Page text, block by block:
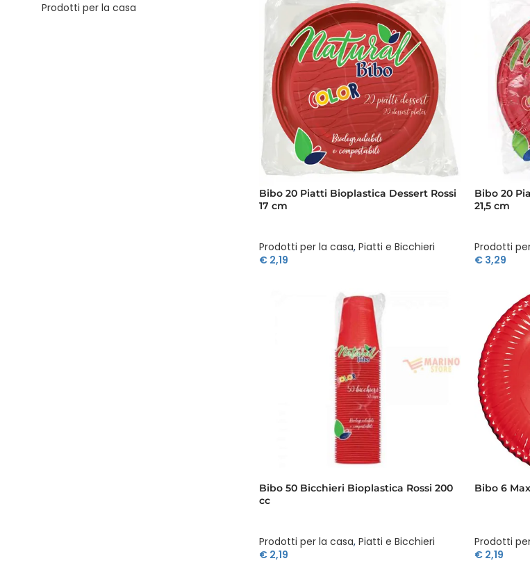
Prodotti per la casa
Bibo 20 Piatti Bioplastica Dessert Rossi
17 cm
Prodotti per la casa, Piatti e Bicchieri
€2,19
Bibo 20
21,5 cm
Prodotti
€3,29
Bibo 50 Bicchieri Bioplastica Rossi 200
cc
Prodotti per la casa, Piatti e Bicchieri
€2,19
Bibo 6
Prodotti
€2,19